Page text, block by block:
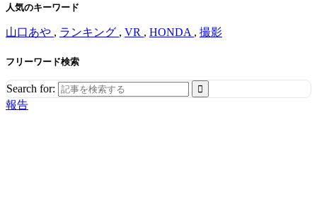
人気のキーワード
山口あや , ランキング , VR , HONDA , 撮影
フリーワード検索
Search for:
報告